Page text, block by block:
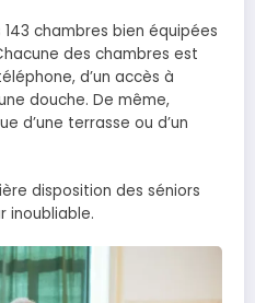
chambres bien équipées
des chambres est
d’un accès à
douche. De même,
d’une terrasse ou d’un
disposition des séniors
inoubliable.